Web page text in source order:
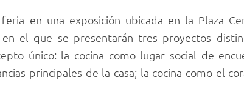
en una exposición ubicada en la Plaza
en el que se presentarán tres proyectos
único: la cocina como lugar social de
principales de la casa; la cocina como el